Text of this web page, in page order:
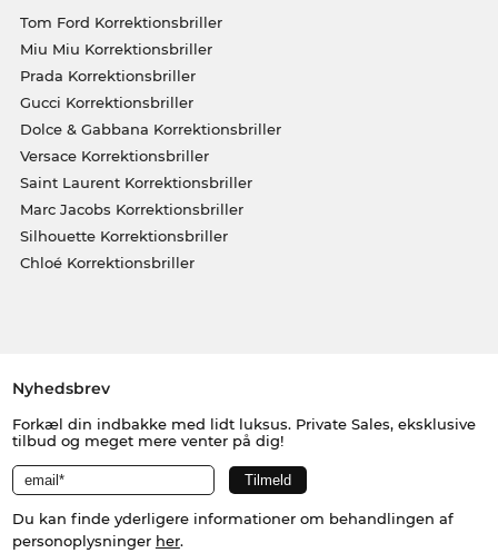
Tom Ford Korrektionsbriller
Miu Miu Korrektionsbriller
Prada Korrektionsbriller
Gucci Korrektionsbriller
Dolce & Gabbana Korrektionsbriller
Versace Korrektionsbriller
Saint Laurent Korrektionsbriller
Marc Jacobs Korrektionsbriller
Silhouette Korrektionsbriller
Chloé Korrektionsbriller
Nyhedsbrev
Forkæl din indbakke med lidt luksus. Private Sales, eksklusive
tilbud og meget mere venter på dig!
Du kan finde yderligere informationer om behandlingen af
personoplysninger her.